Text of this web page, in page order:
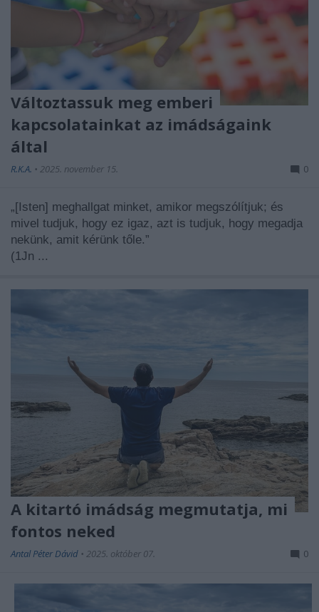
Változtassuk meg emberi
kapcsolatainkat az imádságaink
által
R.K.A. • 2025. november 15. 0
„[Isten] meghallgat minket, amikor megszólítjuk; és
mivel tudjuk, hogy ez igaz, azt is tudjuk, hogy megadja
nekünk, amit kérünk tőle.”
(1Jn ...
A kitartó imádság megmutatja, mi
fontos neked
Antal Péter Dávid • 2025. október 07. 0